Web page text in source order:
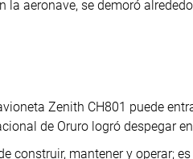
la aeronave, se demoró
Zenith CH801 puede
de Oruro logró despegar
construir, mantener y operar;